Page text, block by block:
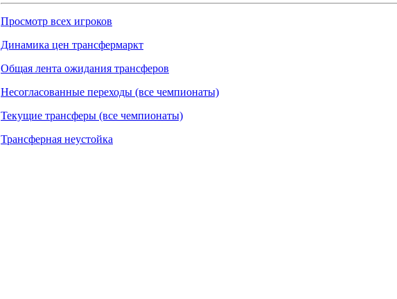
Просмотр всех игроков
Динамика цен трансфермаркт
Общая лента ожидания трансферов
Несогласованные переходы (все чемпионаты)
Текущие трансферы (все чемпионаты)
Трансферная неустойка